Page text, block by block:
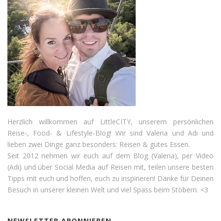
Herzlich willkommen auf LittleCITY, unserem persönlichen
Reise-, Food- & Lifestyle-Blog! Wir sind Valeria und Adi und
lieben zwei Dinge ganz besonders: Reisen & gutes Essen.
Seit 2012 nehmen wir euch auf dem Blog (Valeria), per Video
(Adi) und über Social Media auf Reisen mit, teilen unsere besten
Tipps mit euch und hoffen, euch zu inspirieren! Danke für Deinen
Besuch in unserer kleinen Welt und viel Spass beim Stöbern. <3